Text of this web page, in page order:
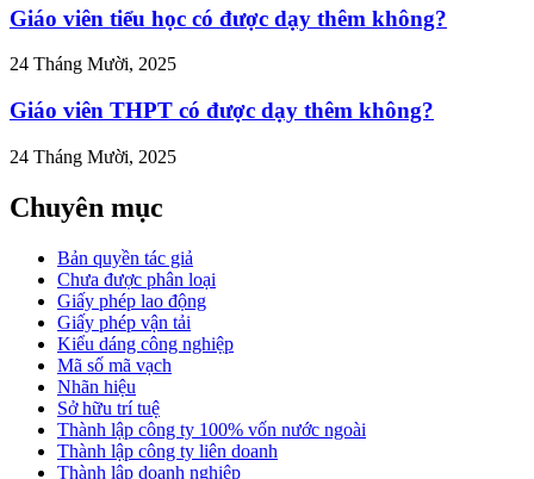
Giáo viên tiểu học có được dạy thêm không?
24 Tháng Mười, 2025
Giáo viên THPT có được dạy thêm không?
24 Tháng Mười, 2025
Chuyên mục
Bản quyền tác giả
Chưa được phân loại
Giấy phép lao động
Giấy phép vận tải
Kiểu dáng công nghiệp
Mã số mã vạch
Nhãn hiệu
Sở hữu trí tuệ
Thành lập công ty 100% vốn nước ngoài
Thành lập công ty liên doanh
Thành lập doanh nghiệp